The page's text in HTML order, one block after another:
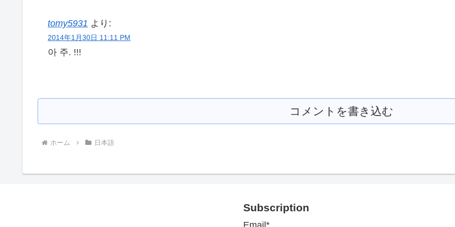
tomy5931 より:
2014年1月30日 11:11 PM
아 주. !!!
コメントを書き込む
ホーム 日本語
Subscription